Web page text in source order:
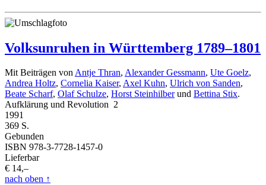
Volksunruhen in Württemberg 1789–1801
Mit Beiträgen vonAntje Thran, Alexander Gessmann, Ute Goelz,
Andrea Holtz, Cornelia Kaiser, Axel Kuhn, Ulrich von Sanden,
Beate Scharf, Olaf Schulze, Horst Steinhilberund Bettina Stix.
Aufklärung und Revolution 2
1991
369 S.
Gebunden
ISBN 978-3-7728-1457-0
Lieferbar
€ 14,–
nach oben ↑